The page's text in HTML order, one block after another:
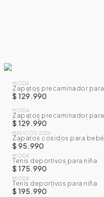
MODA
Zapatos precaminador para
bebé niña con correa en
velcro
$ 129.990
NUEVO
MODA
Zapatos precaminador para
bebé niño con correa de
velcro
$ 129.990
BASICOS 2026
Zapatos cosidos para bebé
unisex con orejitas
$ 95.990
NUEVO
MODA
Tenis deportivos para niña
con correa en velcro
$ 175.990
NUEVO
MODA
Tenis deportivos para niña
con correa de velcro
$ 195.990
NUEVO